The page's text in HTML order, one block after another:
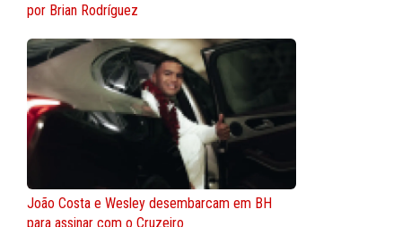
por Brian Rodríguez
João Costa e Wesley desembarcam em BH
para assinar com o Cruzeiro